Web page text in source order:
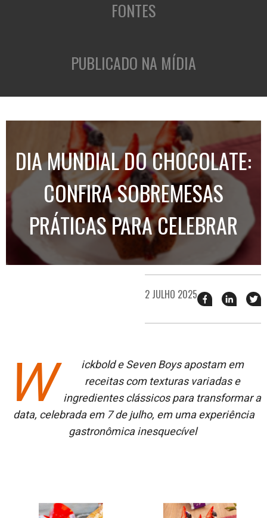
FONTES
PUBLICADO NA MÍDIA
DIA MUNDIAL DO CHOCOLATE:
CONFIRA SOBREMESAS
PRÁTICAS PARA CELEBRAR
2 JULHO 2025 Compartilhar
esse
no
esse
no
W
ickbold e Seven Boys apostam em
receitas com texturas variadas e
ingredientes clássicos para transformar a
data, celebrada em 7 de julho, em uma experiência
gastronômica inesquecível